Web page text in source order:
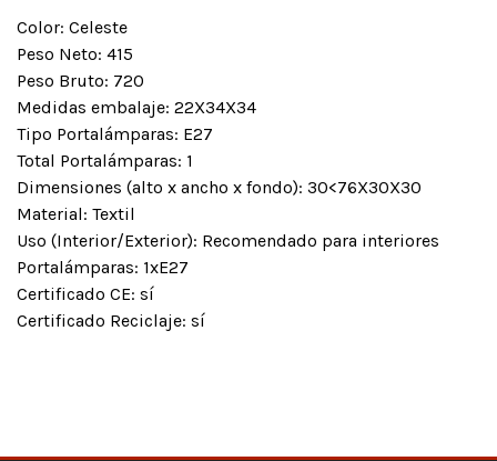
Color: Celeste
Peso Neto: 415
Peso Bruto: 720
Medidas embalaje: 22X34X34
Tipo Portalámparas: E27
Total Portalámparas: 1
Dimensiones (alto x ancho x fondo): 30<76X30X30
Material: Textil
Uso (Interior/Exterior): Recomendado para interiores
Portalámparas: 1xE27
Certificado CE: sí
Certificado Reciclaje: sí